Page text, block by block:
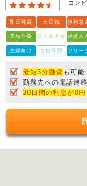
コン
即日融資 土日祝 無利息
来店不要 収入書不要 保証人
主婦向け 女性専用 フリー
最短3分融資 も可能
勤務先への電話連
30日間の利息が0円